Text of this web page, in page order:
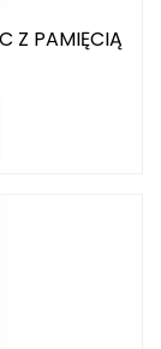
Z PAMIĘCIĄ